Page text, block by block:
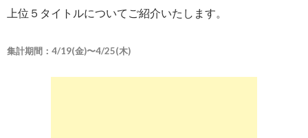
上位５タイトルについてご紹介いたします。
集計期間：4/19(金)〜4/25(木)